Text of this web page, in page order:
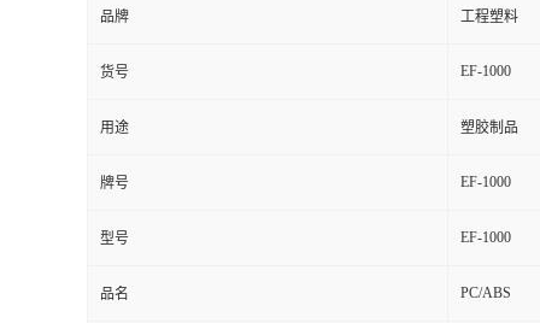
品牌 工程塑料
货号 EF-1000
用途 塑胶制品
牌号 EF-1000
型号 EF-1000
品名 PC/ABS